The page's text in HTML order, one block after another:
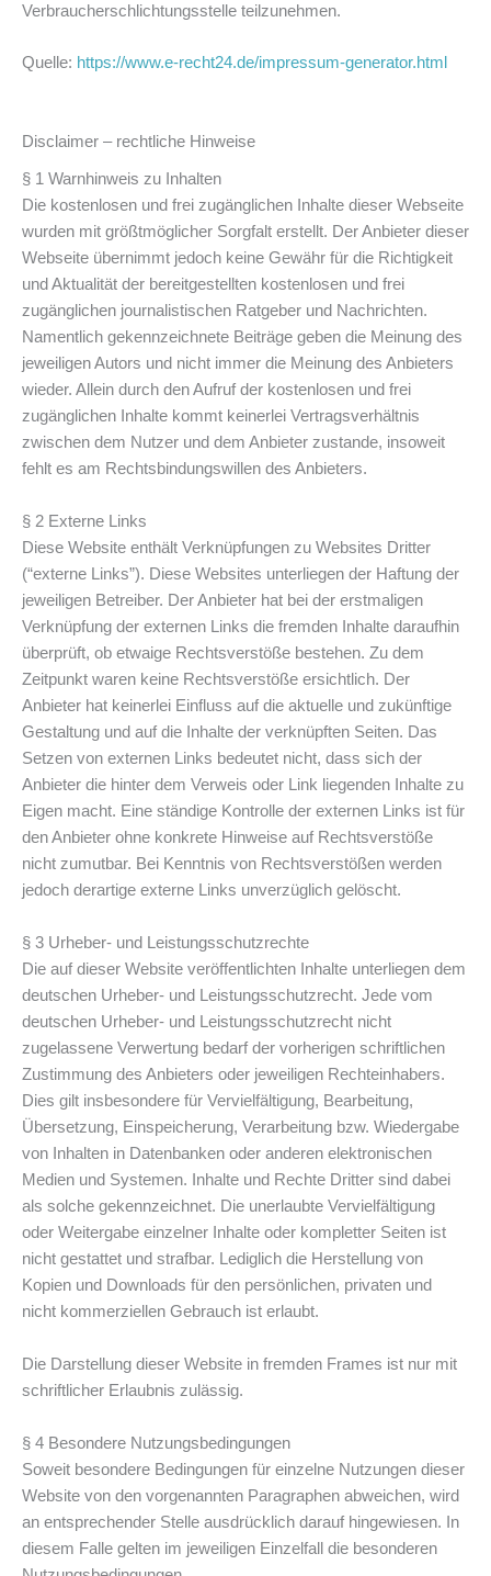
Verbraucherschlichtungsstelle teilzunehmen.
Quelle: https://www.e-recht24.de/impressum-generator.html
Disclaimer – rechtliche Hinweise
§ 1 Warnhinweis zu Inhalten
Die kostenlosen und frei zugänglichen Inhalte dieser Webseite
wurden mit größtmöglicher Sorgfalt erstellt. Der Anbieter dieser
Webseite übernimmt jedoch keine Gewähr für die Richtigkeit
und Aktualität der bereitgestellten kostenlosen und frei
zugänglichen journalistischen Ratgeber und Nachrichten.
Namentlich gekennzeichnete Beiträge geben die Meinung des
jeweiligen Autors und nicht immer die Meinung des Anbieters
wieder. Allein durch den Aufruf der kostenlosen und frei
zugänglichen Inhalte kommt keinerlei Vertragsverhältnis
zwischen dem Nutzer und dem Anbieter zustande, insoweit
fehlt es am Rechtsbindungswillen des Anbieters.
§ 2 Externe Links
Diese Website enthält Verknüpfungen zu Websites Dritter
(“externe Links”). Diese Websites unterliegen der Haftung der
jeweiligen Betreiber. Der Anbieter hat bei der erstmaligen
Verknüpfung der externen Links die fremden Inhalte daraufhin
überprüft, ob etwaige Rechtsverstöße bestehen. Zu dem
Zeitpunkt waren keine Rechtsverstöße ersichtlich. Der
Anbieter hat keinerlei Einfluss auf die aktuelle und zukünftige
Gestaltung und auf die Inhalte der verknüpften Seiten. Das
Setzen von externen Links bedeutet nicht, dass sich der
Anbieter die hinter dem Verweis oder Link liegenden Inhalte zu
Eigen macht. Eine ständige Kontrolle der externen Links ist für
den Anbieter ohne konkrete Hinweise auf Rechtsverstöße
nicht zumutbar. Bei Kenntnis von Rechtsverstößen werden
jedoch derartige externe Links unverzüglich gelöscht.
§ 3 Urheber- und Leistungsschutzrechte
Die auf dieser Website veröffentlichten Inhalte unterliegen dem
deutschen Urheber- und Leistungsschutzrecht. Jede vom
deutschen Urheber- und Leistungsschutzrecht nicht
zugelassene Verwertung bedarf der vorherigen schriftlichen
Zustimmung des Anbieters oder jeweiligen Rechteinhabers.
Dies gilt insbesondere für Vervielfältigung, Bearbeitung,
Übersetzung, Einspeicherung, Verarbeitung bzw. Wiedergabe
von Inhalten in Datenbanken oder anderen elektronischen
Medien und Systemen. Inhalte und Rechte Dritter sind dabei
als solche gekennzeichnet. Die unerlaubte Vervielfältigung
oder Weitergabe einzelner Inhalte oder kompletter Seiten ist
nicht gestattet und strafbar. Lediglich die Herstellung von
Kopien und Downloads für den persönlichen, privaten und
nicht kommerziellen Gebrauch ist erlaubt.
Die Darstellung dieser Website in fremden Frames ist nur mit
schriftlicher Erlaubnis zulässig.
§ 4 Besondere Nutzungsbedingungen
Soweit besondere Bedingungen für einzelne Nutzungen dieser
Website von den vorgenannten Paragraphen abweichen, wird
an entsprechender Stelle ausdrücklich darauf hingewiesen. In
diesem Falle gelten im jeweiligen Einzelfall die besonderen